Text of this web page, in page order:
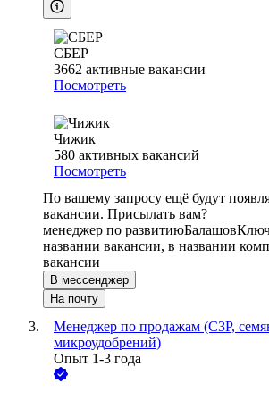
СБЕР
3662 активные вакансии
Посмотреть
Чижик
580 активных вакансий
Посмотреть
По вашему запросу ещё будут
вакансии. Присылать вам?
менеджер по развитиюБалашов
названии вакансии, в названии
вакансии
В мессенджер
На почту
Менеджер по продажам (СЗР,
микроудобрений)
Опыт 1-3 года